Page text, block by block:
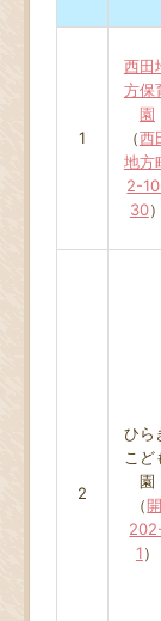
1
西田
方保
園
（西
地方
2-
30）
2
ひら
こど
園
（開
1）